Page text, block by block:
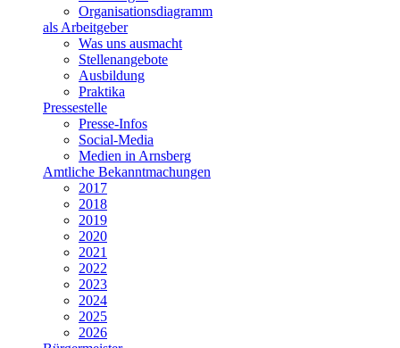
Organisationsdiagramm
als Arbeitgeber
Was uns ausmacht
Stellenangebote
Ausbildung
Praktika
Pressestelle
Presse-Infos
Social-Media
Medien in Arnsberg
Amtliche Bekanntmachungen
2017
2018
2019
2020
2021
2022
2023
2024
2025
2026